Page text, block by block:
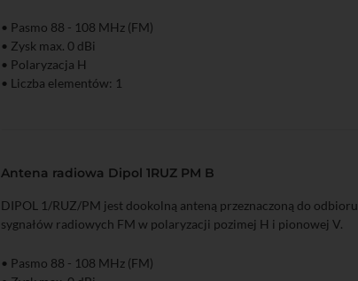
• Pasmo 88 - 108 MHz (FM)
• Zysk max. 0 dBi
• Polaryzacja H
• Liczba elementów: 1
Antena radiowa Dipol 1RUZ PM B
DIPOL 1/RUZ/PM jest dookolną anteną przeznaczoną do odbioru
sygnałów radiowych FM w polaryzacji pozimej H i pionowej V.
• Pasmo 88 - 108 MHz (FM)